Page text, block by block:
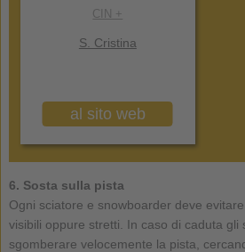
CIN +
S. Cristina
al sito web
6. Sosta sulla pista
Ogni sciatore e snowboarder deve
visibili oppure stretti. In caso di caduta gli
sgomberare velocemente la pista,